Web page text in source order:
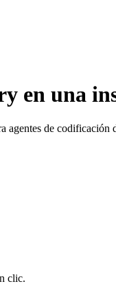
en una
agentes de